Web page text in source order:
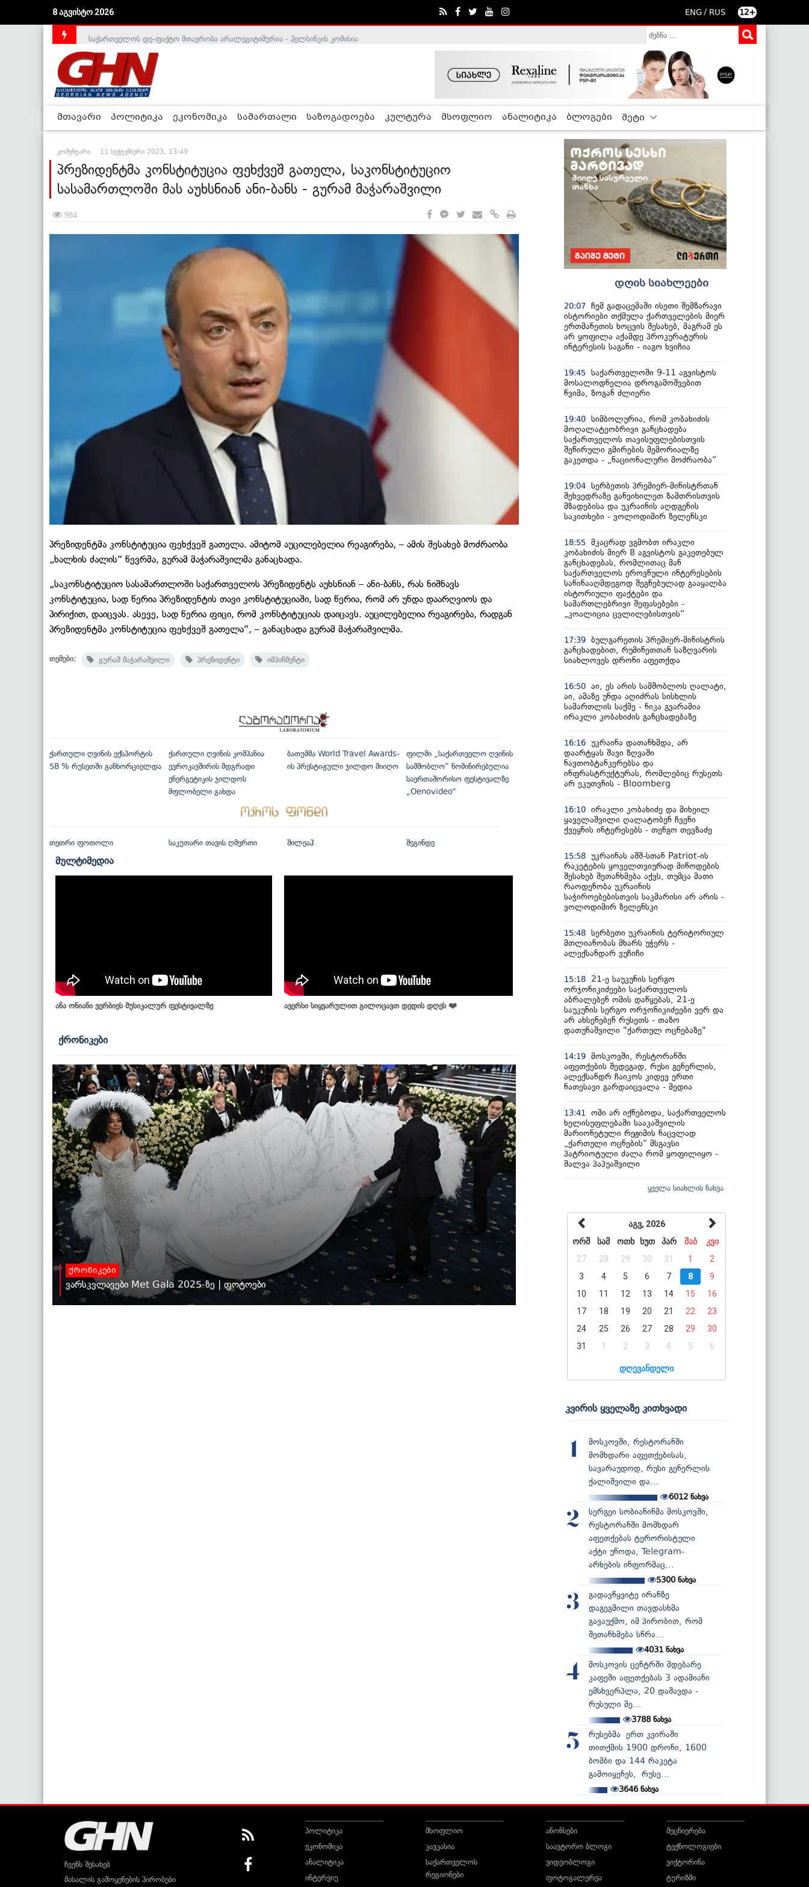
8 აგვისტო 2026 ENG / RUS 12+
საქართველოს დე-ფაქტო მთავრობა არალეგიტიმურია - ჰელსინკის კომისია
მთავარი პოლიტიკა ეკონომიკა სამართალი საზოგადოება კულტურა მსოფლიო ანალიტიკა ბლოგები მეტი
კომენტარი 11 სექტემბერი 2023, 13:49
პრეზიდენტმა კონსტიტუცია ფეხქვეშ გათელა, საკონსტიტუციო
სასამართლოში მას აუხსნიან ანი-ბანს - გურამ მაჭარაშვილი
984
პრეზიდენტმა კონსტიტუცია ფეხქვეშ გათელა. ამიტომ აუცილებელია რეაგირება, – ამის შესახებ მოძრაობა
„ხალხის ძალის“ წევრმა, გურამ მაჭარაშვილმა განაცხადა.
„საკონსტიტუციო სასამართლოში საქართველოს პრეზიდენტს აუხსნიან – ანი-ბანს, რას ნიშნავს
კონსტიტუცია, სად წერია პრეზიდენტის თავი კონსტიტუციაში, სად წერია, რომ არ უნდა დაარღვიოს და
პირიქით, დაიცვას. ასევე, სად წერია ფიცი, რომ კონსტიტუციას დაიცავს. აუცილებელია რეაგირება, რადგან
პრეზიდენტმა კონსტიტუცია ფეხქვეშ გათელა“, – განაცხადა გურამ მაჭარაშვილმა.
თემები: გურამ მაჭარაშვილი პრეზიდენტი იმპიჩმენტი
ქართული ღვინის ექსპორტის
58 % რუსეთში განხორციელდა
ქართული ღვინის კომპანია
ევროკავშირის მდგრადი
ენერგეტიკის ჯილდოს
მფლობელი გახდა
ბათუმმა World Travel Awards-
ის პრესტიჟული ჯილდო მიიღო
ფილმი „საქართველო ღვინის
სამშობლო“ ნომინირებულია
საერთაშორისო ფესტივალზე
„Oenovideo“
თეთრი ფოთოლი საკუთარი თავის ღმერთი შილეაჰ შეგინდე
მულტიმედია
ანა ონიანი ვერბიეს მუსიკალურ ფესტივალზე ავერსი სიყვარულით გილოცავთ დედის დღეს ❤️
ქრონიკები
ქრონიკები
ვარსკვლავები Met Gala 2025-ზე | ფოტოები
დღის სიახლეები
20:07 ჩემ გადაცემაში ისეთი შემზარავი
ისტორიები თქმულა ქართველების მიერ
ერთმანეთის ხოცვის შესახებ, მაგრამ ეს
არ ყოფილა აქამდე პროკურატურის
ინტერესის საგანი - იაგო ხვიჩია
19:45 საქართველოში 9-11 აგვისტოს
მოსალოდნელია დროგამოშვებით
წვიმა, ზოგან ძლიერი
19:40 სიმბოლურია, რომ კობახიძის
მოღალატეობრივი განცხადება
საქართველოს თავისუფლებისთვის
შეწირული გმირების მემორიალზე
გაკეთდა - „ნაციონალური მოძრაობა“
19:04 სერბეთის პრემიერ-მინისტრთან
შეხვედრაზე განვიხილეთ ზამთრისთვის
მზადებისა და უკრაინის აღდგენის
საკითხები - ვოლოდიმირ ზელენსკი
18:55 მკაცრად ვგმობთ ირაკლი
კობახიძის მიერ 8 აგვისტოს გაკეთებულ
განცხადებას, რომლითაც მან
საქართველოს ეროვნული ინტერესების
საწინააღმდეგოდ შეგნებულად გააყალბა
ისტორიული ფაქტები და
სამართლებრივი შეფასებები -
„კოალიცია ცვლილებისთვის“
17:39 ბულგარეთის პრემიერ-მინისტრის
განცხადებით, რუმინეთთან საზღვარის
სიახლოვეს დრონი აფეთქდა
16:50 აი, ეს არის სამშობლოს ღალატი,
აი, ამაზე უნდა აღიძრას სისხლის
სამართლის საქმე - ნიკა გვარამია
ირაკლი კობახიძის განცხადებაზე
16:16 უკრაინა დათანხმდა, არ
დაარტყას შავი ზღვაში
ნავთობტანკერებსა და
ინფრასტრუქტურას, რომლებიც რუსეთს
არ ეკუთვნის - Bloomberg
16:10 ირაკლი კობახიძე და მიხეილ
ყაველაშვილი ღალატობენ ჩვენი
ქვეყნის ინტერესებს - თენგო თევზაძე
15:58 უკრაინას აშშ-სთან Patriot-ის
რაკეტების ყოველთვიურად მიწოდების
შესახებ შეთანხმება აქვს, თუმცა მათი
რაოდენობა უკრაინის
საჭიროებებისთვის საკმარისი არ არის -
ვოლოდიმირ ზელენსკი
15:48 სერბეთი უკრაინის ტერიტორიულ
მთლიანობას მხარს უჭერს -
ალექსანდარ ვუჩიჩი
15:18
21-ე საუკუნის სერგო
ორჯონიკიძეები საქართველოს
აბრალებენ ომის დაწყებას, 21-ე
საუკუნის სერგო ორჯონიკიძეები ვერ და
არ ახსენებენ რუსეთს - თაზო
დათუნაშვილი "ქართულ ოცნებაზე"
14:19 მოსკოვში, რესტორანში
აფეთქების შედეგად, რუსი გენერლის,
ალექსანდრ ჩაიკოს კიდევ ერთი
ნათესავი გარდაიცვალა - მედია
13:41
ომი არ იქნებოდა, საქართველოს
ხელისუფლებაში სააკაშვილის
მარიონეტული რეჟიმის ნაცვლად
„ქართული ოცნების“ მსგავსი
პატრიოტული ძალა რომ ყოფილიყო -
შალვა პაპუაშვილი
ყველა სიახლის ნახვა
აგვ, 2026
ორშ
სამ ოთხ ხუთ პარ შაბ
კვი
27
28 29 30 31 1
2
3
4 5 6 7 8
9
10
11 12 13 14 15
16
17
18 19 20 21 22
23
24
25 26 27 28 29
30
31
1 2 3 4 5 6
დღევანდელი
კვირის ყველაზე კითხვადი
1
მოსკოვში, რესტორანში
მომხდარი აფეთქებისას,
სავარაუდოდ, რუსი გენერლის
ქალიშვილი და...
6012 ნახვა
2
სერგეი სობიანინმა მოსკოვში,
რესტორანში მომხდარ
აფეთქებას ტერორისტული
აქტი უწოდა, Telegram-
არხების ინფორმაც...
5300ნახვა
3
გადავწყვიტე ირანზე
დაგეგმილი თავდასხმა
გავაუქმო, იმ პირობით, რომ
შეთანხმება სწრა...
4031ნახვა
4
მოსკოვის ცენტრში მდებარე
კაფეში აფეთქებას 3 ადამიანი
ემსხვერპლა, 20 დაშავდა -
რუსული მე...
3788ნახვა
5
რუსებმა ერთ კვირაში
თითქმის 1900 დრონი, 1600
ბომბი და 144 რაკეტა
გამოიყენეს, რუსე...
3646ნახვა
ჩვენს შესახებ
მასალის გამოყენების პირობები
პოლიტიკა
ეკონომიკა
ანალიტიკა
ინტერვიუ
მსოფლიო
კავკასია
საქართველოს
რეგიონები
ანონსები
საავტორო ბლოგი
ვიდეობლოგი
ფოტოგალერეა
მეცნიერება
ტექნოლოგიები
ვიქტორინა
ტურიზმი